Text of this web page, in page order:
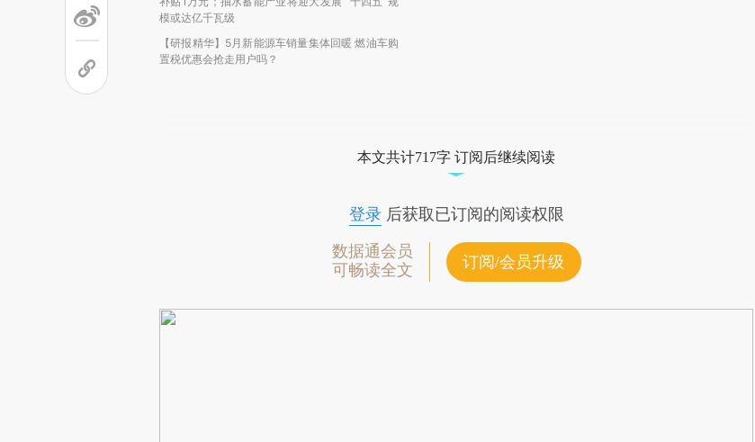
模或达亿千瓦级
【研报精华】5月新能源车销量集体回暖 燃油车购
置税优惠会抢走用户吗？
本文共计717字 订阅后继续阅读
登录后获取已订阅的阅读权限
数据通会员
可畅读全文
订阅/会员升级